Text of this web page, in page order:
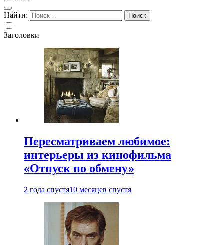
Найти:
Заголовки
Пересматриваем любимое:
интерьеры из кинофильма
«Отпуск по обмену»
2 года спустя10 месяцев спустя